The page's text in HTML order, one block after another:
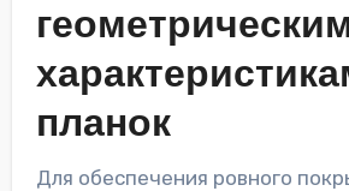
планок
Для обеспечения ровного